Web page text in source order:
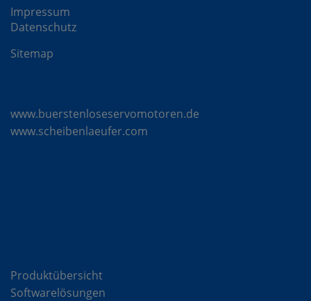
Impressum
Datenschutz
Sitemap
www.buerstenloseservomotoren.de
www.scheibenlaeufer.com
Produktübersicht
Softwarelösungen